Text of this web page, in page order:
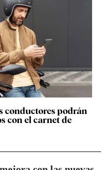
conductores podrán
con el carnet de